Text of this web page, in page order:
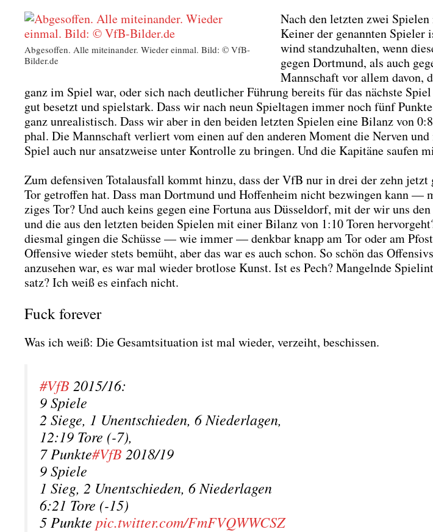
Abge­sof­fen. Alle mit­ein­an­der. Wie­der ein­mal. Bild: © VfB-
Bilder.de
Nach den letz­ten zwei
Kei­ner der genann­ten Spie­ler
wind stand­zu­hal­ten, wenn
gegen Dort­mund, als auch
Mann­schaft vor allem davon,
ganz im Spiel war, oder sich nach deut­li­cher Füh­rung bereits für das nächs­te
gut besetzt und spiel­stark. Dass wir nach neun Spiel­ta­gen immer noch fünf
ganz unrea­lis­tisch. Dass wir aber in den bei­den letz­ten Spie­len eine Bilanz von
phal. Die Mann­schaft ver­liert vom einen auf den ande­ren Moment die Ner­ven
Spiel auch nur ansatz­wei­se unter Kon­trol­le zu brin­gen. Und die Kapi­tä­ne sau­fen
Zum defen­si­ven Total­aus­fall kommt hin­zu, dass der VfB nur in drei der zehn jetzt
Tor getrof­fen hat. Dass man Dort­mund und Hof­fen­heim nicht bezwin­gen kann —
zi­ges Tor? Und auch keins gegen eine For­tu­na aus Düs­sel­dorf, mit der wir uns
und die aus den letz­ten bei­den Spie­len mit einer Bilanz von 1:10 Toren
dies­mal gin­gen die Schüs­se — wie immer — denk­bar knapp am Tor oder am
Offen­si­ve wie­der stets bemüht, aber das war es auch schon. So schön das
anzu­se­hen war, es war mal wie­der brot­lo­se Kunst. Ist es Pech? Man­geln­de
satz? Ich weiß es ein­fach nicht.
Fuck forever
Was ich weiß: Die Gesamt­si­tua­ti­on ist mal wie­der, ver­zeiht, beschis­sen.
#VfB 2015/16:
9 Spie­le
2 Sie­ge, 1 Unent­schie­den, 6 Nie­der­la­gen,
12:19 Tore (-7),
7 Punk­te#VfB 2018/19
9 Spie­le
1 Sieg, 2 Unent­schie­den, 6 Nie­der­la­gen
6:21 Tore (-15)
5 Punk­te pic.twitter.com/FmFVQWWCSZ